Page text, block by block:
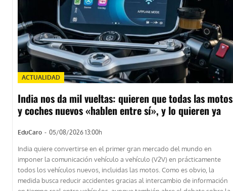
ACTUALIDAD
India nos da mil vueltas: quieren que todas las motos
y coches nuevos «hablen entre sí», y lo quieren ya
EduCaro - 05/08/2026 13:00h
India quiere convertirse en el primer gran mercado del mundo en
imponer la comunicación vehículo a vehículo (V2V) en prácticamente
todos los vehículos nuevos, incluidas las motos. Como es obvio, la
medida busca reducir accidentes gracias al intercambio de información